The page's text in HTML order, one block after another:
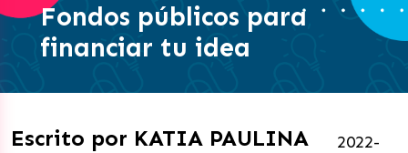
Fondos públicos para
financiar tu idea
Escrito por KATIA PAULINA
2022-